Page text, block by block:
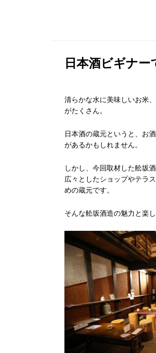
日本酒ビギナ
清らかな水に美味しいお米
がたくさん。
日本酒の蔵元というと、お
があるかもしれません。
しかし、今回取材した舩坂
広々としたショップやテラ
めの蔵元です。
そんな舩坂酒造の魅力と楽